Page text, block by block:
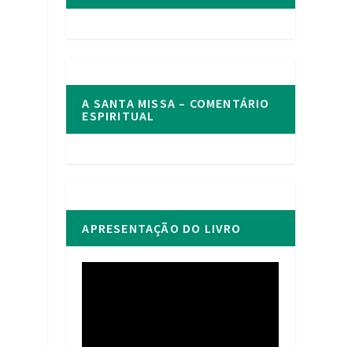
A SANTA MISSA – COMENTÁRIO
ESPIRITUAL
APRESENTAÇÃO DO LIVRO